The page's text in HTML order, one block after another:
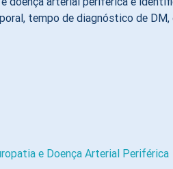
tempo de diagnóstico de
e Doença Arterial Periférica